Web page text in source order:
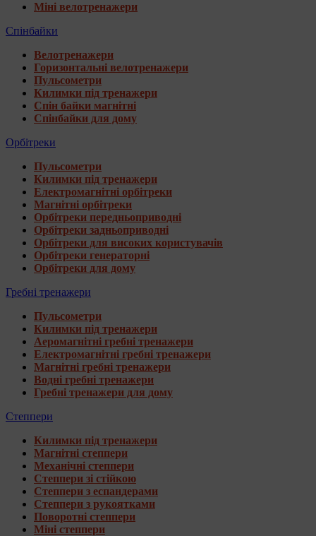
Міні велотренажери
Спінбайки
Велотренажери
Горизонтальні велотренажери
Пульсометри
Килимки під тренажери
Спін байки магнітні
Спінбайки для дому
Орбітреки
Пульсометри
Килимки під тренажери
Електромагнітні орбітреки
Магнітні орбітреки
Орбітреки передньоприводні
Орбітреки задньоприводні
Орбітреки для високих користувачів
Орбітреки генераторні
Орбітреки для дому
Гребні тренажери
Пульсометри
Килимки під тренажери
Аеромагнітні гребні тренажери
Електромагнітні гребні тренажери
Магнітні гребні тренажери
Водні гребні тренажери
Гребні тренажери для дому
Степпери
Килимки під тренажери
Магнітні степпери
Механічні степпери
Степпери зі стійкою
Степпери з еспандерами
Степпери з рукоятками
Поворотні степпери
Міні степпери